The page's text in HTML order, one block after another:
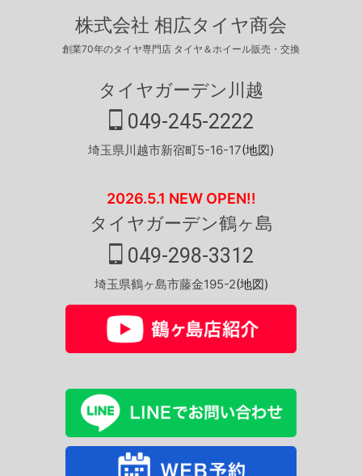
株式会社 相広タイヤ商会
創業70年のタイヤ専門店 タイヤ＆ホイール販売・交換
タイヤガーデン川越
049-245-2222
埼玉県川越市新宿町5-16-17(地図)
2026.5.1 NEW OPEN!!
タイヤガーデン鶴ヶ島
049-298-3312
埼玉県鶴ヶ島市藤金195-2(地図)